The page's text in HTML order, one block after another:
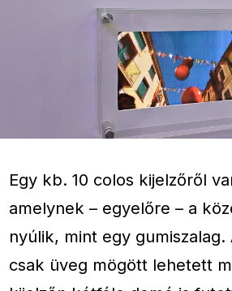
Egy kb. 10 colos kijelzőről
amelynek – egyelőre – a
nyúlik, mint egy gumiszalag.
csak üveg mögött lehetett